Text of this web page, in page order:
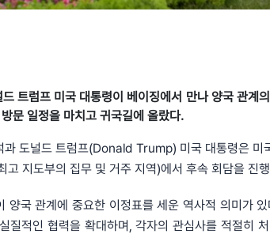
트럼프 미국 대통령이 베이징에서 만나 양국 관계
문 일정을 마치고 귀국길에 올랐다.
과 도널드 트럼프(Donald Trump) 미국 대통령은
지도부의 집무 및 거주 지역)에서 후속 회담을 진
국 관계에 중요한 이정표를 세운 역사적 의미가
질적인 협력을 확대하며, 각자의 관심사를 적절히